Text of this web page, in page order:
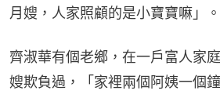
月嫂，人家照顧的是小寶寶嘛」。
齊淑華有個老鄉，在一戶富人家
嫂欺負過，「家裡兩個阿姨一個